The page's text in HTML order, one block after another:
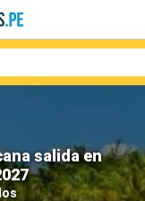
salida en